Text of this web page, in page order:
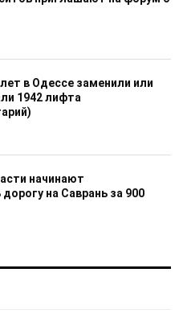
в Одессе заменили или
1942 лифта
начинают
на Саврань за 900